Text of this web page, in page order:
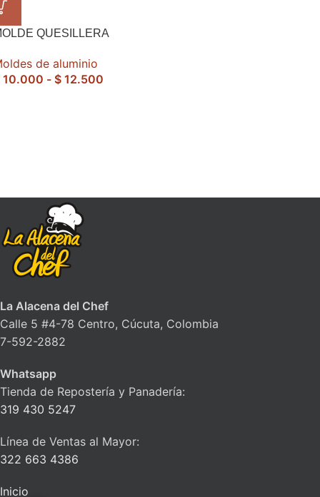
QUESILLERA
de aluminio
10.000 - $ 12.500
La Alacena del Chef
Calle 5 #4-78 Centro, Cúcuta, Colombia
7-592-2882
Whatsapp
Tienda de Repostería y Panadería:
319 430 5247
Línea de Ventas al Mayor:
322 663 4386
Inicio